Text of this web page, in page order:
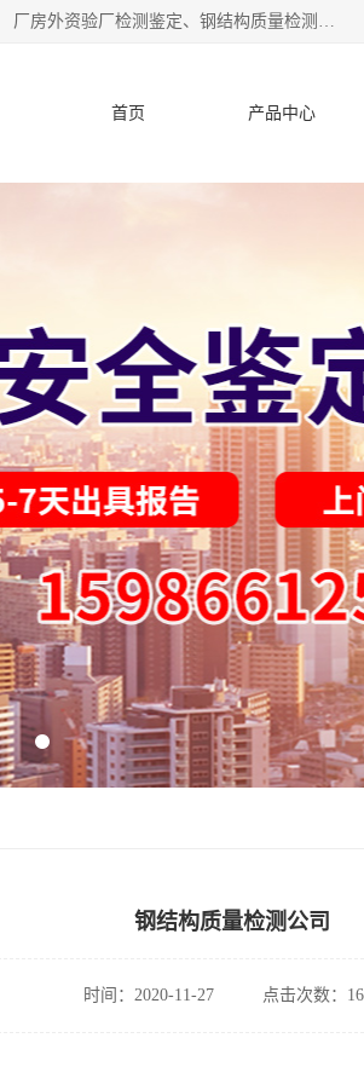
深圳市住建工程检测有限公司 提供：房屋承重检测 、厂房验收检测、厂房验厂检测 、 厂房外资验厂检测鉴定、钢结构质量检测、建筑工程质量检测、厂房楼面承重检测、钢结构厂房质量安全检测、钢结构厂房承重检测、房屋补办房产证检测、结构加固工程的施工及上门、东莞厂房客户验厂检测等服务。
首页 产品中心
钢结构质量检测公司
时间：2020-11-27 点击次数：